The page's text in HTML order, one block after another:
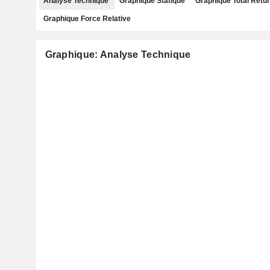
Graphique Force Relative
Graphique: Analyse Technique